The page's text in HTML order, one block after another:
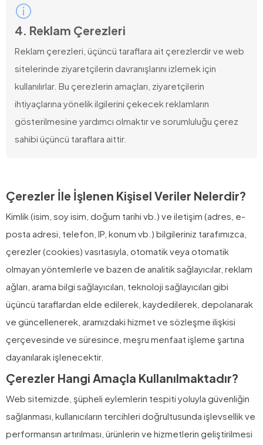
4. Reklam Çerezleri
Reklam çerezleri, üçüncü taraflara ait çerezlerdir ve web
sitelerinde ziyaretçilerin davranışlarını izlemek için
kullanılırlar. Bu çerezlerin amaçları, ziyaretçilerin
ihtiyaçlarına yönelik ilgilerini çekecek reklamların
gösterilmesine yardımcı olmaktır ve sorumluluğu çerez
sahibi üçüncü taraflara aittir.
Çerezler İle İşlenen Kişisel Veriler Nelerdir?
Kimlik (isim, soy isim, doğum tarihi vb.) ve iletişim (adres, e-
posta adresi, telefon, IP, konum vb.) bilgileriniz tarafımızca,
çerezler (cookies) vasıtasıyla, otomatik veya otomatik
olmayan yöntemlerle ve bazen de analitik sağlayıcılar, reklam
ağları, arama bilgi sağlayıcıları, teknoloji sağlayıcıları gibi
üçüncü taraflardan elde edilerek, kaydedilerek, depolanarak
ve güncellenerek, aramızdaki hizmet ve sözleşme ilişkisi
çerçevesinde ve süresince, meşru menfaat işleme şartına
dayanılarak işlenecektir.
Çerezler Hangi Amaçla Kullanılmaktadır?
Web sitemizde, şüpheli eylemlerin tespiti yoluyla güvenliğin
sağlanması, kullanıcıların tercihleri doğrultusunda işlevsellik ve
performansın artırılması, ürünlerin ve hizmetlerin geliştirilmesi